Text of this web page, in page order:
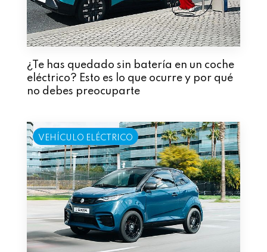
¿Te has quedado sin batería en un coche
eléctrico? Esto es lo que ocurre y por qué
no debes preocuparte
VEHÍCULO ELÉCTRICO